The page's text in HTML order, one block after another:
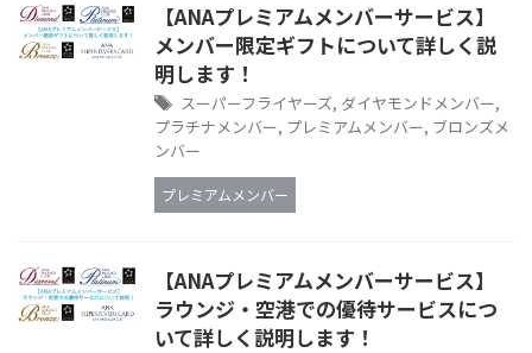
【ANAプレミアムメンバーサービス】
メンバー限定ギフトについて詳しく説
明します！
スーパーフライヤーズ, ダイヤモンドメンバー,
プラチナメンバー, プレミアムメンバー, ブロンズメ
ンバー
プレミアムメンバー
【ANAプレミアムメンバーサービス】
ラウンジ・空港での優待サービスにつ
いて詳しく説明します！